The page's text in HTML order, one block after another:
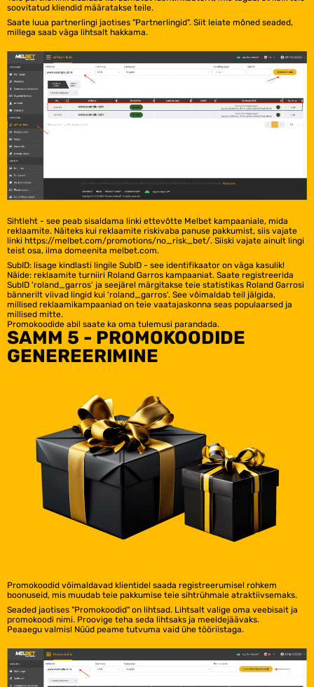
soovitatud kliendid määratakse teile.
Saate luua partnerlingi jaotises "Partnerlingid". Siit leiate mõned seaded,
millega saab väga lihtsalt hakkama.
Sihtleht - see peab sisaldama linki ettevõtte Melbet kampaaniale, mida
reklaamite. Näiteks kui reklaamite riskivaba panuse pakkumist, siis vajate
linki https://melbet.com/promotions/no_risk_bet/. Siiski vajate ainult lingi
teist osa, ilma domeenita melbet.com.
SubID: lisage kindlasti lingile SubID - see identifikaator on väga kasulik!
Näide: reklaamite turniiri Roland Garros kampaaniat. Saate registreerida
SubID 'roland_garros' ja seejärel märgitakse teie statistikas Roland Garrosi
bännerilt viivad lingid kui 'roland_garros'. See võimaldab teil jälgida,
millised reklaamikampaaniad on teie vaatajaskonna seas populaarsed ja
millised mitte.
Promokoodide abil saate ka oma tulemusi parandada.
SAMM 5 - PROMOKOODIDE
GENEREERIMINE
Promokoodid võimaldavad klientidel saada registreerumisel rohkem
boonuseid, mis muudab teie pakkumise teie sihtrühmale atraktiivsemaks.
Seaded jaotises "Promokoodid" on lihtsad. Lihtsalt valige oma veebisait ja
promokoodi nimi. Proovige teha seda lihtsaks ja meeldejäävaks.
Peaaegu valmis! Nüüd peame tutvuma vaid ühe tööriistaga.